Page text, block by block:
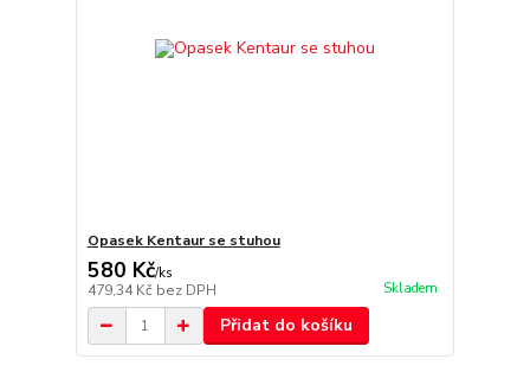
Opasek Kentaur se stuhou
580 Kč/ks
479,34 Kč bez DPH Skladem
Přidat do košíku